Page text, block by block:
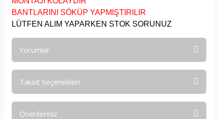
BANTLARINI SÖKÜP YAPMIŞTIRILIR
LÜTFEN ALIM YAPARKEN STOK SORUNUZ
Yorumlar
Taksit Seçenekleri
Önerileriniz